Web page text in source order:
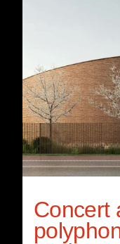
Concert